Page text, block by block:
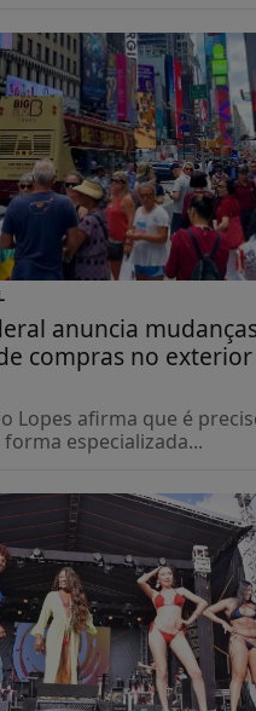
anuncia
compras no
Lopes afirma que é
especializada...